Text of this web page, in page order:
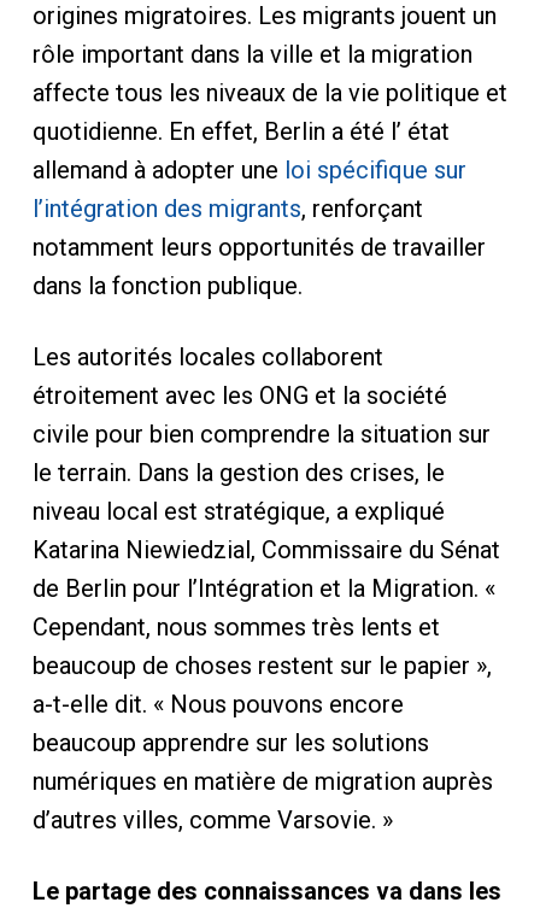
origines migratoires. Les migrants jouent un
rôle important dans la ville et la migration
affecte tous les niveaux de la vie politique et
quotidienne. En effet, Berlin a été l’ état
allemand à adopter une loi spécifique sur
l’intégration des migrants, renforçant
notamment leurs opportunités de travailler
dans la fonction publique.
Les autorités locales collaborent
étroitement avec les ONG et la société
civile pour bien comprendre la situation sur
le terrain. Dans la gestion des crises, le
niveau local est stratégique, a expliqué
Katarina Niewiedzial, Commissaire du Sénat
de Berlin pour l’Intégration et la Migration. «
Cependant, nous sommes très lents et
beaucoup de choses restent sur le papier »,
a-t-elle dit. « Nous pouvons encore
beaucoup apprendre sur les solutions
numériques en matière de migration auprès
d’autres villes, comme Varsovie. »
Le partage des connaissances va dans les